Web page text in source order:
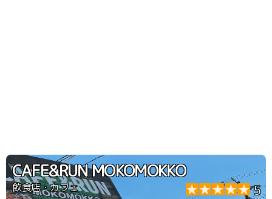
CAFE&RUN MOKOMOKKO
飲食店・カフェ 5